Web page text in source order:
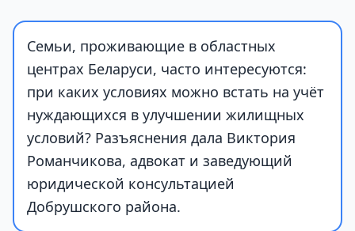
Семьи, проживающие в областных
центрах Беларуси, часто интересуются:
при каких условиях можно встать на учёт
нуждающихся в улучшении жилищных
условий? Разъяснения дала Виктория
Романчикова, адвокат и заведующий
юридической консультацией
Добрушского района.